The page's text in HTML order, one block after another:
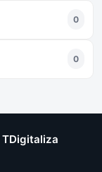
0
0
TDigitaliza